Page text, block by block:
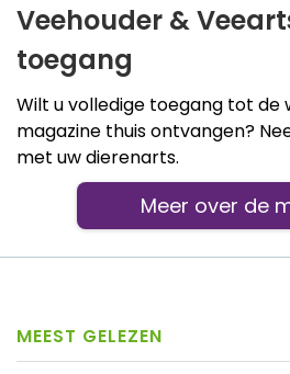
Veehouder &
toegang
Wilt u volledige toegang tot de
magazine thuis ontvangen?
met uw dierenarts.
Meer over de
MEEST GELEZEN